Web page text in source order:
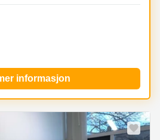
informasjon